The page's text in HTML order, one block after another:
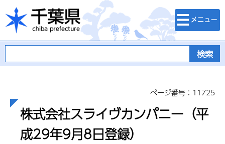
千葉県
検索・メニュ
ー
ページ番号：11725
株式会社スライヴカンパニー（平
成29年9月8日登録）